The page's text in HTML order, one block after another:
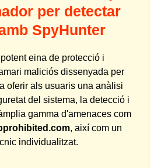
per detectar
SpyHunter
eina de protecció i
maliciós dissenyada per
oferir als usuaris una anàlisi
del sistema, la detecció i
gamma d'amenaces com
, així com un
individualitzat.